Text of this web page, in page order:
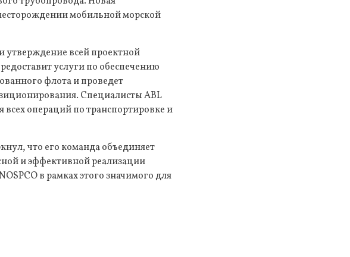
мобильной морской
утверждение всей проектной
услуги по обеспечению
флота и проведет
Специалисты ABL
всех операций по транспортировке и
что его команда объединяет
и эффективной реализации
в рамках этого значимого для